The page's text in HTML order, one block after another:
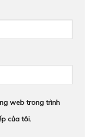
web trong trình
của tôi.